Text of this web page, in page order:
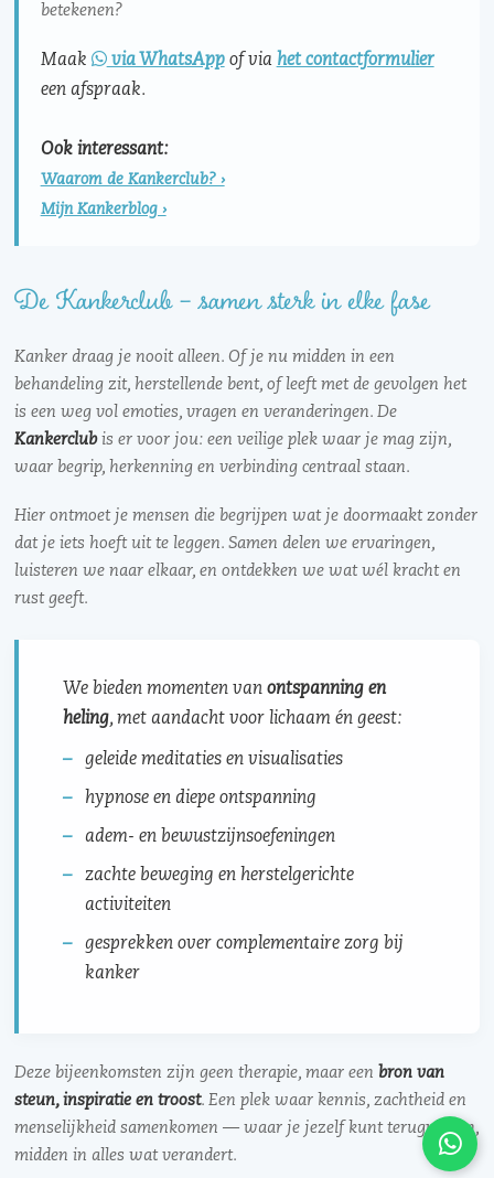
betekenen?
Maak via WhatsAppof via het contactformulier
een afspraak.
Ook interessant:
Waarom de Kankerclub? ›
Mijn Kankerblog ›
De Kankerclub – samen sterk in elke fase
Kanker draag je nooit alleen. Of je nu midden in een
behandeling zit, herstellende bent, of leeft met de gevolgen het
is een weg vol emoties, vragen en veranderingen. De
Kankerclubis er voor jou: een veilige plek waar je mag zijn,
waar begrip, herkenning en verbinding centraal staan.
Hier ontmoet je mensen die begrijpen wat je doormaakt zonder
dat je iets hoeft uit te leggen. Samen delen we ervaringen,
luisteren we naar elkaar, en ontdekken we wat wél kracht en
rust geeft.
We bieden momenten vanontspanning en
heling, met aandacht voor lichaam én geest:
geleide meditaties en visualisaties
hypnose en diepe ontspanning
adem- en bewustzijnsoefeningen
zachte beweging en herstelgerichte
activiteiten
gesprekken over complementaire zorg bij
kanker
Deze bijeenkomsten zijn geen therapie, maar een bron van
steun, inspiratie en troost. Een plek waar kennis, zachtheid en
menselijkheid samenkomen — waar je jezelf kunt terugvinden,
midden in alles wat verandert.